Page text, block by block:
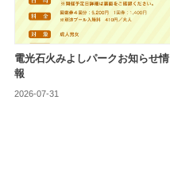
電光石火みよしパークお知らせ情
報
2026-07-31